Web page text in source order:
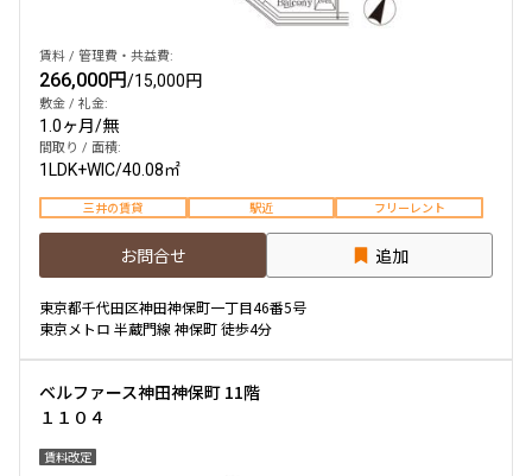
賃料 / 管理費・共益費:
266,000円/15,000円
敷金 / 礼金:
1.0ヶ月/無
間取り / 面積:
1LDK+WIC/40.08㎡
三井の賃貸 駅近 フリーレント
お問合せ 追加
東京都千代田区神田神保町一丁目46番5号
東京メトロ 半蔵門線 神保町 徒歩4分
ベルファース神田神保町 11階
１１０４
賃料改定